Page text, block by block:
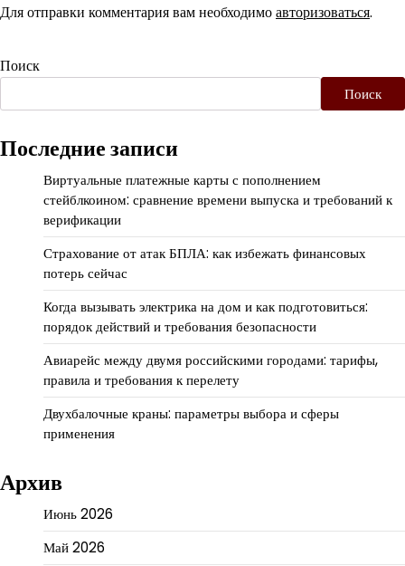
Для отправки комментария вам необходимоавторизоваться.
Поиск
Поиск
Последние записи
Виртуальные платежные карты с пополнением
стейблкоином: сравнение времени выпуска и требований к
верификации
Страхование от атак БПЛА: как избежать финансовых
потерь сейчас
Когда вызывать электрика на дом и как подготовиться:
порядок действий и требования безопасности
Авиарейс между двумя российскими городами: тарифы,
правила и требования к перелету
Двухбалочные краны: параметры выбора и сферы
применения
Архив
Июнь 2026
Май 2026